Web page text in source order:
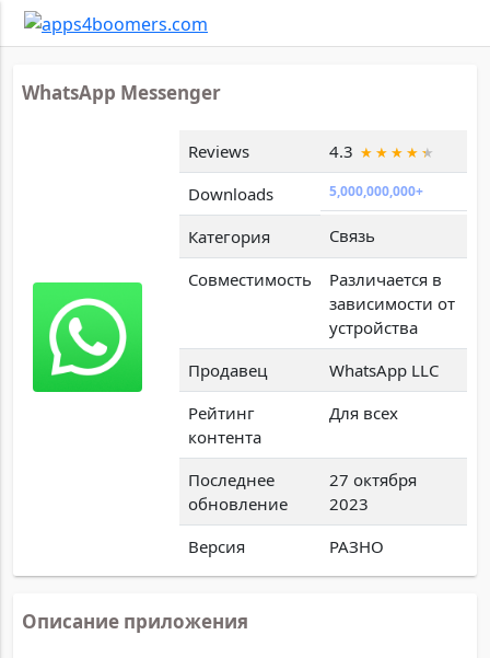
WhatsApp Messenger
Reviews
4.3
Downloads
5,000,000,000+
Категория
Связь
Совместимость
Различается в
зависимости от
устройства
Продавец
WhatsApp LLC
Рейтинг
контента
Для всех
Последнее
обновление
27 октября
2023
Версия
РАЗНО
Описание приложения